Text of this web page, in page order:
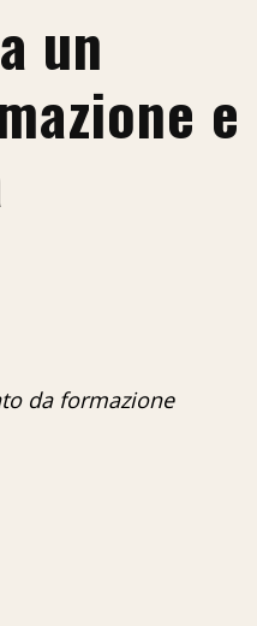
un
e
da formazione